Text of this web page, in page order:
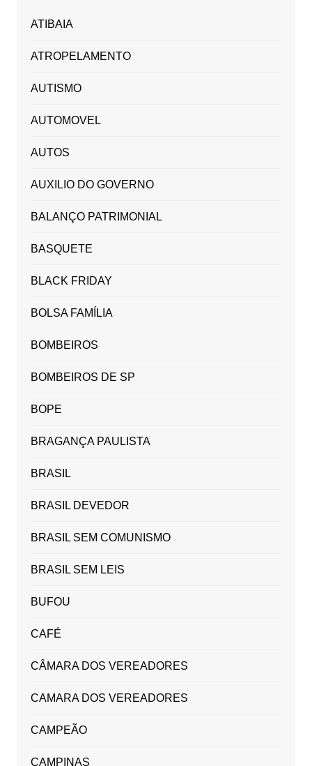
ATIBAIA
ATROPELAMENTO
AUTISMO
AUTOMOVEL
AUTOS
AUXILIO DO GOVERNO
BALANÇO PATRIMONIAL
BASQUETE
BLACK FRIDAY
BOLSA FAMÍLIA
BOMBEIROS
BOMBEIROS DE SP
BOPE
BRAGANÇA PAULISTA
BRASIL
BRASIL DEVEDOR
BRASIL SEM COMUNISMO
BRASIL SEM LEIS
BUFOU
CAFÉ
CÂMARA DOS VEREADORES
CAMARA DOS VEREADORES
CAMPEÃO
CAMPINAS